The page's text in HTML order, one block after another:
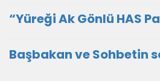
“Yüreği Ak Gönlü HAS
Başbakan ve Sohbetin